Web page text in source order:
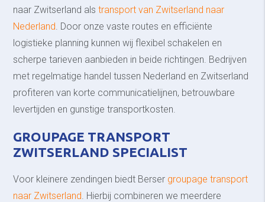
naar Zwitserland alstransport van Zwitserland naar
Nederland. Door onze vaste routes en efficiënte
logistieke planning kunnen wij flexibel schakelen en
scherpe tarieven aanbieden in beide richtingen. Bedrijven
met regelmatige handel tussen Nederland en Zwitserland
profiteren van korte communicatielijnen, betrouwbare
levertijden en gunstige transportkosten.
GROUPAGE TRANSPORT
ZWITSERLAND SPECIALIST
Voor kleinere zendingen biedt Berser groupage transport
naar Zwitserland . Hierbij combineren we meerdere